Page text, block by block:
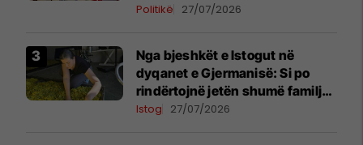
Politikë 27/07/2026
Nga bjeshkët e Istogut në
dyqanet e Gjermanisë: Si po
rindërtojnë jetën shumë familje
nga eksporti i bimëve mjekësore
Istog 27/07/2026